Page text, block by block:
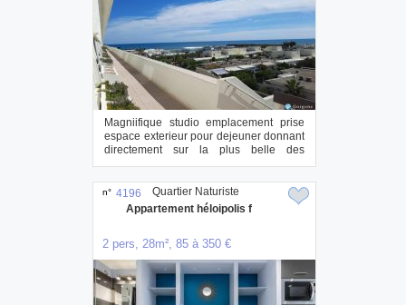
Magniifique studio emplacement prise
espace exterieur pour dejeuner donnant
directement sur la plus belle des
coursiv...
n° 4196
Appartement héloipolis f
2 pers, 28m², 85 à 350 €
Quartier Naturiste